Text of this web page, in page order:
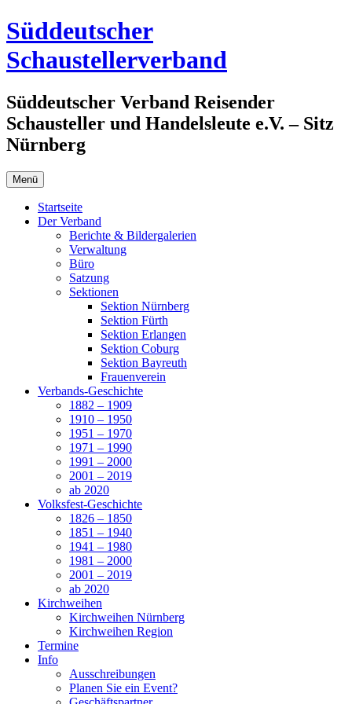
Zum
Inhalt
springen
Süddeutscher
Schaustellerverband
Süddeutscher Verband Reisender
Schausteller und Handelsleute e.V. – Sitz
Nürnberg
Menü
Startseite
Der Verband
Berichte & Bildergalerien
Verwaltung
Büro
Satzung
Sektionen
Sektion Nürnberg
Sektion Fürth
Sektion Erlangen
Sektion Coburg
Sektion Bayreuth
Frauenverein
Verbands-Geschichte
1882 – 1909
1910 – 1950
1951 – 1970
1971 – 1990
1991 – 2000
2001 – 2019
ab 2020
Volksfest-Geschichte
1826 – 1850
1851 – 1940
1941 – 1980
1981 – 2000
2001 – 2019
ab 2020
Kirchweihen
Kirchweihen Nürnberg
Kirchweihen Region
Termine
Info
Ausschreibungen
Planen Sie ein Event?